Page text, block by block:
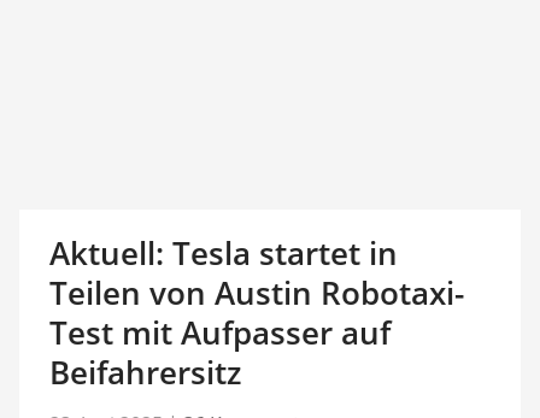
Aktuell: Tesla startet in
Teilen von Austin Robotaxi-
Test mit Aufpasser auf
Beifahrersitz